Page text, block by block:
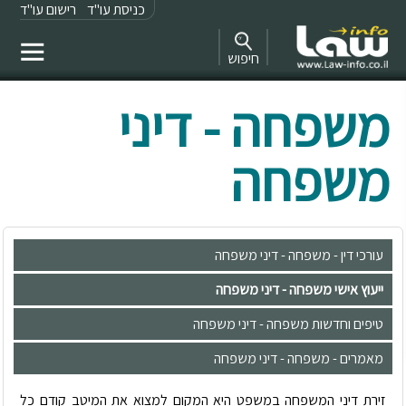
כניסת עו"ד רישום עו"ד
חיפוש
משפחה - דיני
משפחה
עורכי דין - משפחה - דיני משפחה
ייעוץ אישי משפחה - דיני משפחה
טיפים וחדשות משפחה - דיני משפחה
מאמרים - משפחה - דיני משפחה
זירת דיני המשפחה במשפט היא המקום למצוא את המיטב קודם כל